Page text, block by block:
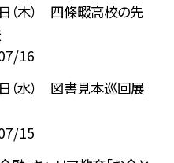
（木） 四條畷高校の先
16
（水） 図書見本巡回展
15